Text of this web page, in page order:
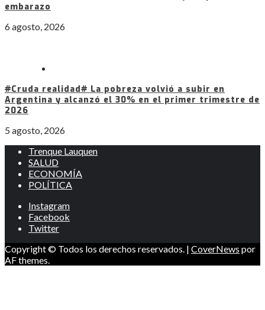
embarazo
6 agosto, 2026
#Cruda realidad# La pobreza volvió a subir en
Argentina y alcanzó el 30% en el primer trimestre de
2026
5 agosto, 2026
Trenque Lauquen
SALUD
ECONOMÍA
POLÍTICA
Instagram
Facebook
Twitter
Copyright © Todos los derechos reservados. | CoverNews por
AF themes.